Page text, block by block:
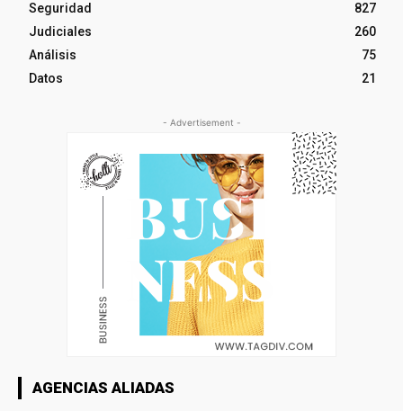
Seguridad
827
Judiciales
260
Análisis
75
Datos
21
- Advertisement -
AGENCIAS ALIADAS